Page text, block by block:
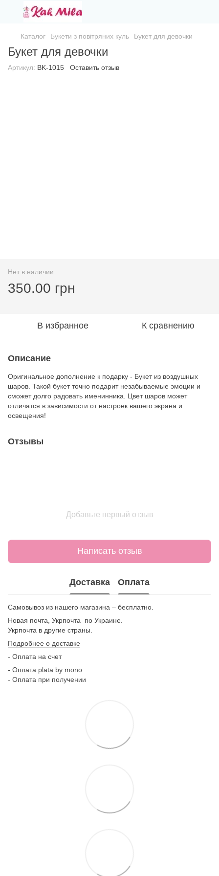
Каталог Букети з повітряних куль Букет для девочки
Букет для девочки
Артикул: BK-1015 Оставить отзыв
Нет в наличии
350.00 грн
В избранное К сравнению
Описание
Оригинальное дополнение к подарку - Букет из воздушных
шаров. Такой букет точно подарит незабываемые эмоции и
сможет долго радовать именинника. Цвет шаров может
отличатся в зависимости от настроек вашего экрана и
освещения!
Отзывы
Добавьте первый отзыв
Написать отзыв
Доставка Оплата
Самовывоз из нашего магазина – бесплатно.
Новая почта, Укрпочта по Украине.
Укрпочта в другие страны.
Подробнее о доставке
- Оплата на счет
- Оплата plata by mono
- Оплата при получении